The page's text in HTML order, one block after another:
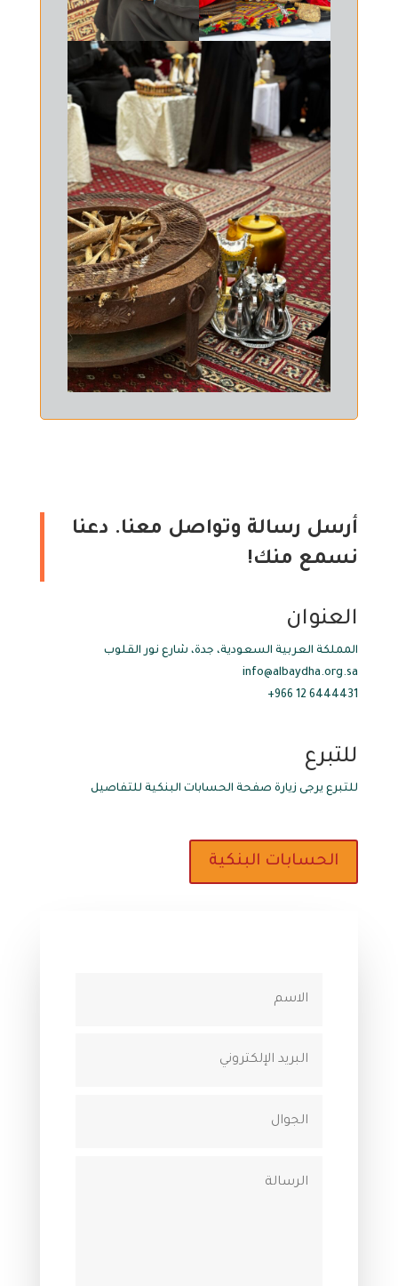
أرسل رسالة وتواصل معنا. دعنا
نسمع منك!
العنوان
المملكة العربية السعودية، جدة، شارع نور القلوب
info@albaydha.org.sa
6444431 12 966+
للتبرع
للتبرع يرجى زيارة صفحة الحسابات البنكية للتفاصيل
الحسابات البنكية